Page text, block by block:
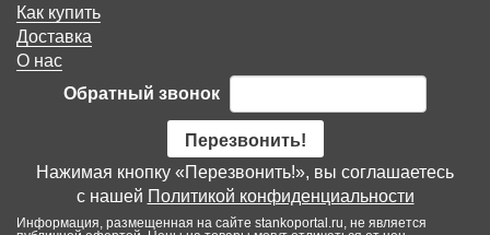
Как купить
Доставка
О нас
Обратный звонок
Перезвонить!
Нажимая кнопку «Перезвонить!», вы соглашаетесь
с нашей Политикой конфиденциальности
Информация, размещенная на сайте stankoportal.ru, не является